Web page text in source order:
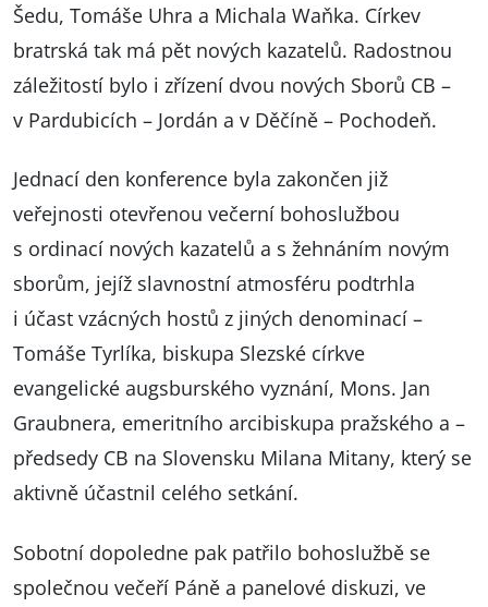
Šedu, Tomáše Uhra a Michala Waňka. Církev
bratrská tak má pět nových kazatelů. Radostnou
záležitostí bylo i zřízení dvou nových Sborů CB –
v Pardubicích – Jordán a v Děčíně – Pochodeň.
Jednací den konference byla zakončen již
veřejnosti otevřenou večerní bohoslužbou
s ordinací nových kazatelů a s žehnáním novým
sborům, jejíž slavnostní atmosféru podtrhla
i účast vzácných hostů z jiných denominací –
Tomáše Tyrlíka, biskupa Slezské církve
evangelické augsburského vyznání, Mons. Jan
Graubnera, emeritního arcibiskupa pražského a –
předsedy CB na Slovensku Milana Mitany, který se
aktivně účastnil celého setkání.
Sobotní dopoledne pak patřilo bohoslužbě se
společnou večeří Páně a panelové diskuzi, ve